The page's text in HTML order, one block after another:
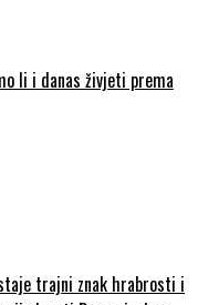
li i danas živjeti prema
trajni znak hrabrosti i